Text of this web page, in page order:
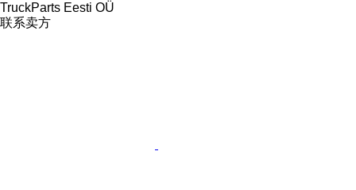
TruckParts Eesti OÜ
联系卖方